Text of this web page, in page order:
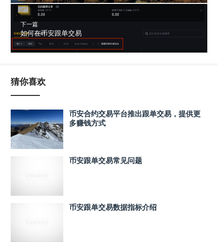
下一篇
如何在币安跟单交易
猜你喜欢
币安合约交易平台推出跟单交易，提供更
多赚钱方式
币安跟单交易常见问题
币安跟单交易数据指标介绍